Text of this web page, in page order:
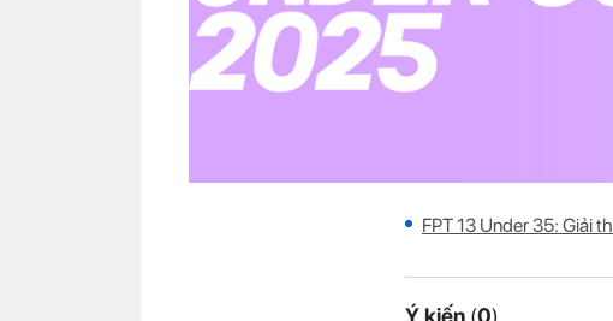
FPT 13 Under 35: Giải
Ý kiến (0)